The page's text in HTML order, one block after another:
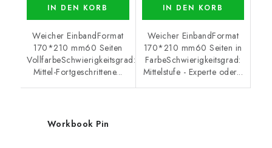
IN DEN KORB
Weicher EinbandFormat
170*210 mm60 Seiten
VollfarbeSchwierigkeitsgrad:
Mittel-Fortgeschrittene...
IN DEN KORB
Weicher EinbandFormat
170*210 mm60 Seiten in
FarbeSchwierigkeitsgrad:
Mittelstufe - Experte oder...
Workbook Pin